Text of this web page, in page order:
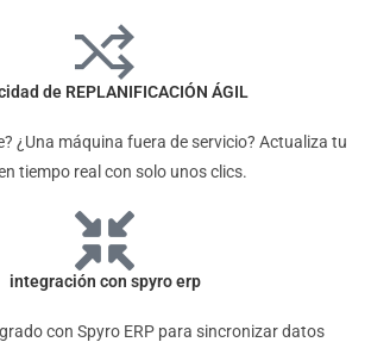
de REPLANIFICACIÓN ÁGIL
¿Una máquina fuera de servicio? Actualiza tu
tiempo real con solo unos clics.
integración con spyro erp
con Spyro ERP para sincronizar datos